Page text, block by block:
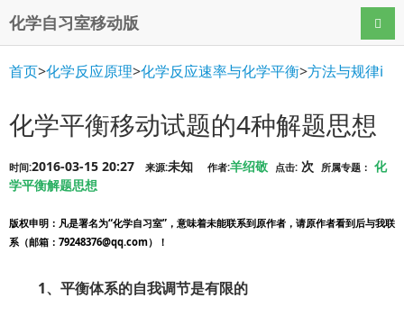
化学自习室移动版 导航
首页>化学反应原理>化学反应速率与化学平衡>方法与规律i
化学平衡移动试题的4种解题思想
时间:2016-03-15 20:27 来源:未知 作者:羊绍敬 点击: 次 所属专题： 化
学平衡解题思想
版权申明 ：凡是署名为“化学自习室”，意味着未能联系到原作者，请原作者看到后与我联
系（邮箱：79248376@qq.com）！
1、平衡体系的自我调节是有限的